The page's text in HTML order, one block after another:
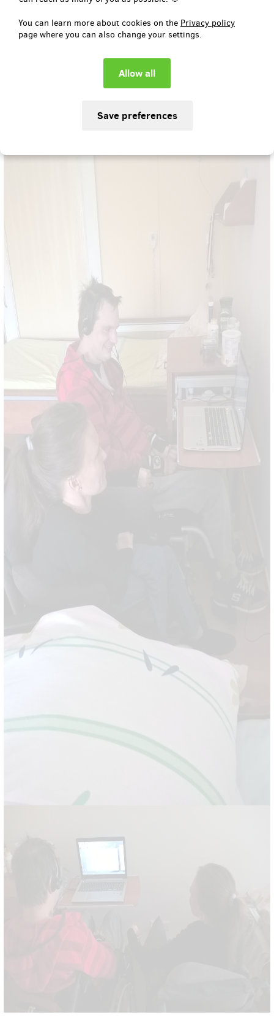
You can learn more about cookies on the Privacy policy
page where you can also change your settings.
Náš kurz úspěšně absolvoval Účastník Milan Roubal, za kterým
rehabilitačním pobytu. Milanovi jsme umožnili opět získat